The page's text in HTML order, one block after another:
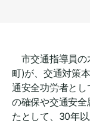
市交通指導員
町)が、交通対策
通安全功労者と
の確保や交通安
たとして、30年